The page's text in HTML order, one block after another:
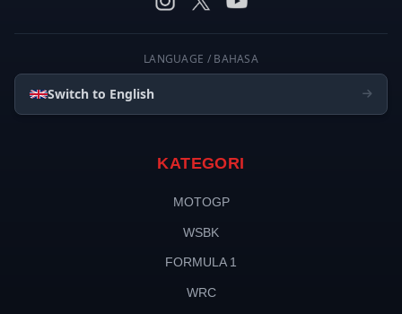
LANGUAGE / BAHASA
Switch to English
KATEGORI
MOTOGP
WSBK
FORMULA 1
WRC